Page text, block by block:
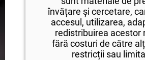
învățare și cercetare,
accesul, utilizarea,
redistribuirea acestor
fără costuri de către
restricții sau